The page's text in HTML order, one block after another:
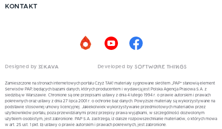
KONTAKT
Designed by Developed by
Zamieszczone na stronach internetowych portalu Czyż TAK! materiały sygnowane skrótem „PAP” stanowią element
Serwisów PAP, będących bazami danych, których producentem i wydawcą jest Polska Agencja Prasowa S.A. z
siedzibą w Warszawie. Chronione są one przepisami ustawy z dnia 4 lutego 1994 r. o prawie autorskim i prawach
pokrewnych oraz ustawy z dnia 27 lipca 2001 r. o ochronie baz danych. Powyższe materiały są wykorzystywane na
podstawie stosownej umowy licencyjnej. Jakiekolwiek wykorzystywanie przedmiotowych materiałów przez
użytkowników portalu, poza przewidzianymi przez przepisy prawa wyjątkami, w szczególności dozwolonym
użytkiem osobistym, jest zabronione. PAP S.A. zastrzega, iż dalsze rozpowszechnianie materiałów, o których mowa
w art. 25 ust. 1 pkt. b) ustawy o prawie autorskim i prawach pokrewnych, jest zabronione.